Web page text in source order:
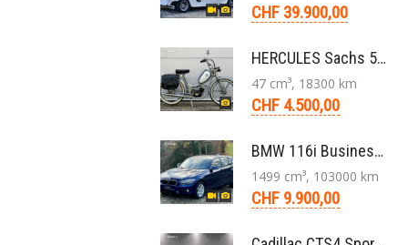
CHF 39.900,00
HERCULES Sachs 50/2 Mofa 2-Gang Handschaltung Veteran
47 cm³, 18300 km
CHF 4.500,00
BMW 116i Business 1er F20 Limousine 1.5 6-Gang 2016
1499 cm³, 103000 km
CHF 9.900,00